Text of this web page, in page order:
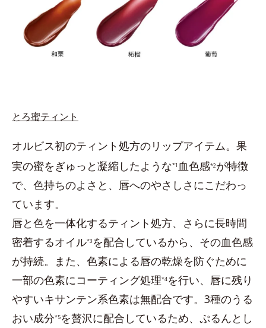
とろ蜜ティント
オルビス初のティント処方のリップアイテム。果
実の蜜をぎゅっと凝縮したような*1 血色感*2が特徴
で、色持ちのよさと、唇へのやさしさにこだわっ
ています。
唇と色を一体化するティント処方、さらに長時間
密着するオイル*3 を配合しているから、その血色感
が持続。また、色素による唇の乾燥を防ぐために
一部の色素にコーティング処理*4を行い、唇に残り
やすいキサンテン系色素は無配合です。3種のうる
おい成分*5を贅沢に配合しているため、ぷるんとし